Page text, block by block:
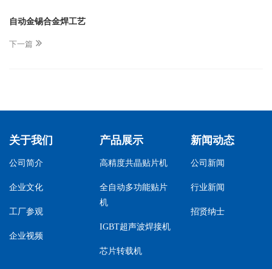
自动金锡合金焊工艺
下一篇
关于我们
公司简介
企业文化
工厂参观
企业视频
产品展示
高精度共晶贴片机
全自动多功能贴片
机
IGBT超声波焊接机
芯片转载机
新闻动态
公司新闻
行业新闻
招贤纳士